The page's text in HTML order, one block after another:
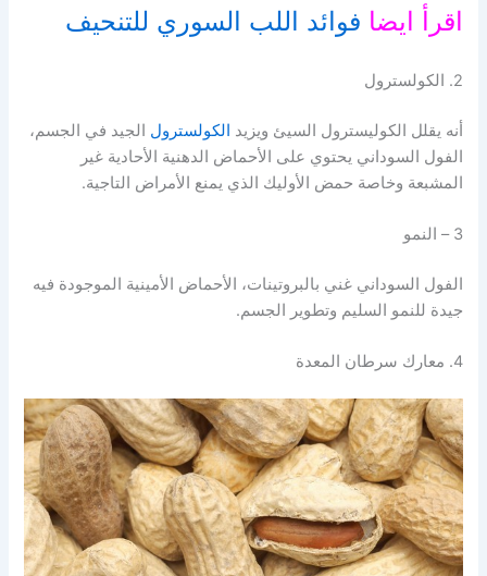
اقرأ ايضا فوائد اللب السوري للتنحيف
2. الكولسترول
أنه يقلل الكوليسترول السيئ ويزيد الكولسترول الجيد في الجسم،
الفول السوداني يحتوي على الأحماض الدهنية الأحادية غير
المشبعة وخاصة حمض الأوليك الذي يمنع الأمراض التاجية.
3 – النمو
الفول السوداني غني بالبروتينات، الأحماض الأمينية الموجودة فيه
جيدة للنمو السليم وتطوير الجسم.
4. معارك سرطان المعدة